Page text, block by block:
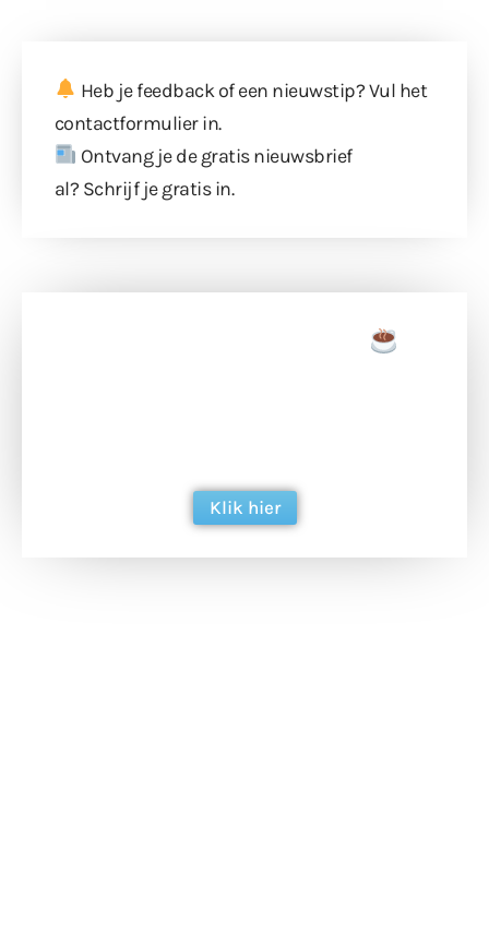
Heb je feedback of een nieuwstip? Vul het
contactformulierin.
Ontvang je de gratis nieuwsbrief
al? Schrijf je gratis in.
Klik hier